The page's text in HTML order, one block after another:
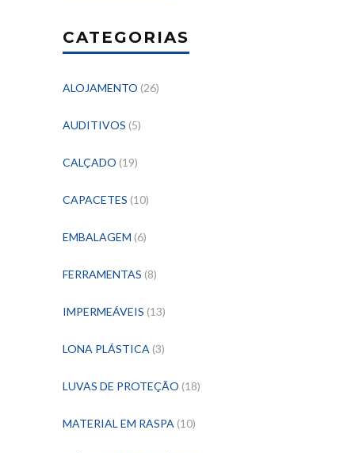
CATEGORIAS
ALOJAMENTO (26)
AUDITIVOS (5)
CALÇADO (19)
CAPACETES (10)
EMBALAGEM (6)
FERRAMENTAS (8)
IMPERMEÁVEIS (13)
LONA PLÁSTICA (3)
LUVAS DE PROTEÇÃO (18)
MATERIAL EM RASPA (10)